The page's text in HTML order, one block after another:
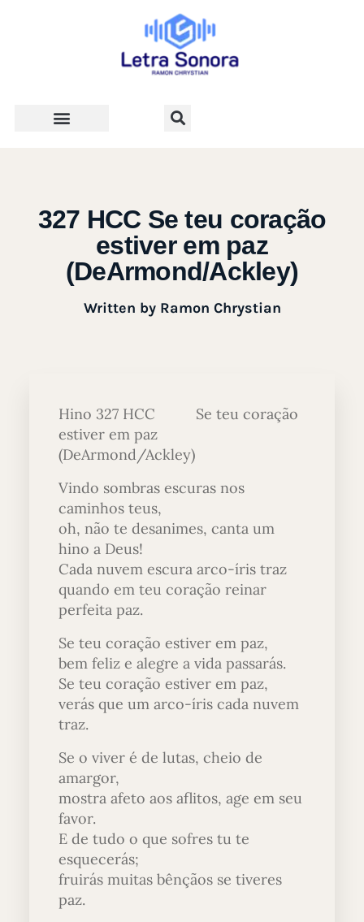
327 HCC Se teu coração
estiver em paz
(DeArmond/Ackley)
Written byRamon Chrystian
Hino 327 HCC Se teu coração
estiver em paz
(DeArmond/Ackley)
Vindo sombras escuras nos
caminhos teus,
oh, não te desanimes, canta um
hino a Deus!
Cada nuvem escura arco-íris traz
quando em teu coração reinar
perfeita paz.
Se teu coração estiver em paz,
bem feliz e alegre a vida passarás.
Se teu coração estiver em paz,
verás que um arco-íris cada nuvem
traz.
Se o viver é de lutas, cheio de
amargor,
mostra afeto aos aflitos, age em seu
favor.
E de tudo o que sofres tu te
esquecerás;
fruirás muitas bênçãos se tiveres
paz.